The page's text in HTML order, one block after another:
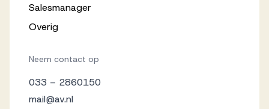
Salesmanager
Overig
Neem contact op
033 – 2860150
mail@av.nl